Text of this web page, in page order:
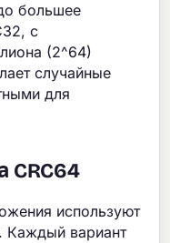
большее
с
(2^64)
случайные
для
CRC64
используют
Каждый вариант